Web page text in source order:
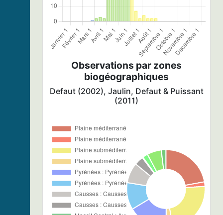
Observations par zones
biogéographiques
Defaut (2002), Jaulin, Defaut & Puissant
(2011)